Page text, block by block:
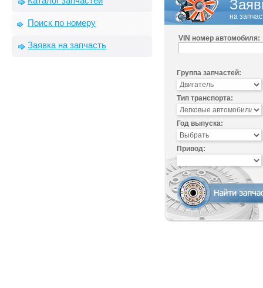
Поиск по номеру
Заявка на запчасть
на
VIN номер автомобиля:
Группа запчастей:
Тип транспорта:
Год выпуска:
Привод: